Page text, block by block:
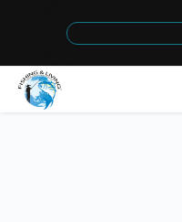
Search